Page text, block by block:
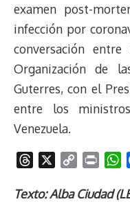
examen post-
infección por
conversación
Organización de
Guterres, con el
entre los
Venezuela.
r
p
i
a
Texto: Alba Ciudad